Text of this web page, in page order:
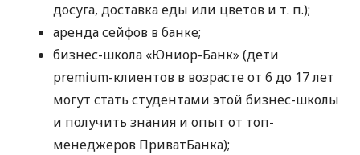
досуга, доставка еды или цветов и т. п.);
аренда сейфов в банке;
бизнес-школа «Юниор-Банк» (дети
premium-клиентов в возрасте от 6 до 17 лет
могут стать студентами этой бизнес-школы
и получить знания и опыт от топ-
менеджеров ПриватБанка);